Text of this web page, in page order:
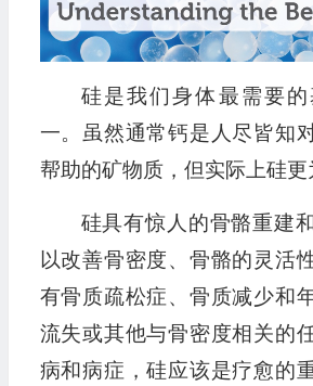
硅是我们身体最需要
一。虽然通常钙是人尽皆知
帮助的矿物质，但实际上硅更
硅具有惊人的骨骼重建
以改善骨密度、骨骼的灵活
有骨质疏松症、骨质减少和
流失或其他与骨密度相关的
病和病症，硅应该是疗愈的